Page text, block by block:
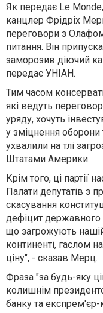
Як передає Le
канцлер Фрідріх
переговори з
питання. Він
заморозив діючий
передає УНІАН.
Тим часом
які ведуть
уряду, хочуть
у зміцнення оборони
ухвалили на тлі
Штатами Америки.
Крім того, ці партії
Палати депутатів з
скасування
дефіцит
що загрожують
континенті, гаслом
ціну", - сказав Мерц.
Фраза "за будь-яку
колишнім
банку та експрем'єр-